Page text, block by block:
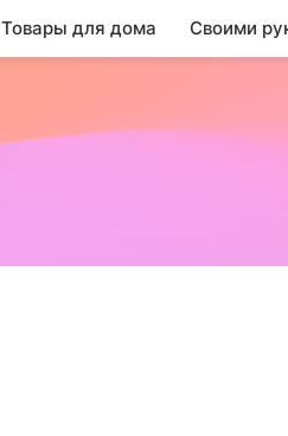
Товары для дома Своими